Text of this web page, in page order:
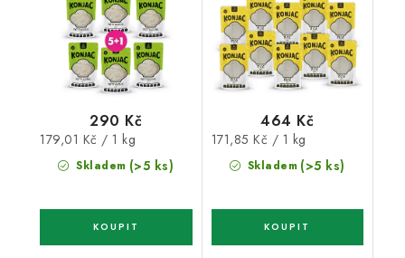
Skladem (>5 ks)
290 Kč
Měrná
cena:
179,01 Kč / 1 kg
Skladem (>5 ks)
464 Kč
Měrná
cena:
171,85 Kč / 1 kg